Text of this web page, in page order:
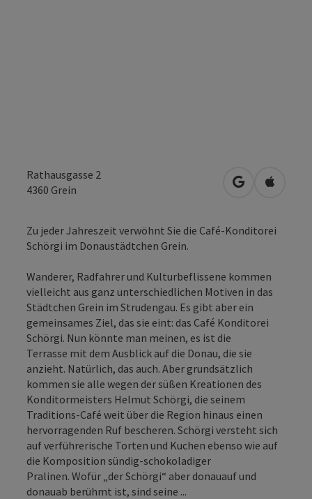
Rathausgasse 2
4360 Grein in Google
in
Zu jeder Jahreszeit verwöhnt Sie die Café-Konditorei
Schörgi im Donaustädtchen Grein.
Wanderer, Radfahrer und Kulturbeflissene kommen
vielleicht aus ganz unterschiedlichen Motiven in das
Städtchen Grein im Strudengau. Es gibt aber ein
gemeinsames Ziel, das sie eint: das Café Konditorei
Schörgi. Nun könnte man meinen, es ist die
Terrasse mit dem Ausblick auf die Donau, die sie
anzieht. Natürlich, das auch. Aber grundsätzlich
kommen sie alle wegen der süßen Kreationen des
Konditormeisters Helmut Schörgi, die seinem
Traditions-Café weit über die Region hinaus einen
hervorragenden Ruf bescheren. Schörgi versteht sich
auf verführerische Torten und Kuchen ebenso wie auf
die Komposition sündig-schokoladiger
Pralinen. Wofür „der Schörgi“ aber donauauf und
donauab berühmt ist, sind seine ...